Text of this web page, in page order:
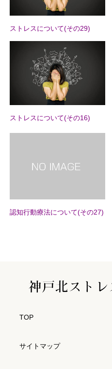
ストレスについて(その29)
ストレスについて(その16)
認知行動療法について(その27)
TOP
サイトマップ